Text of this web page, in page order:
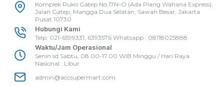
Komplek Ruko Gatep No.17N-O (Ada Plang Wahana Express),
Jalan Gatep, Mangga Dua Selatan, Sawah Besar, Jakarta
Pusat 10730
Hubungi Kami
Telp: 021-6599331, 6393576 Whatsapp : 08118025888
Waktu/Jam Operasional
Senin sd Sabtu, 08.00-17.00 WIB Minggu / Hari Raya
Nasional : Libur
admin@accsupermart.com